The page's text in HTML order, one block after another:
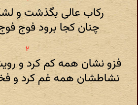
رکاب عالی بگذشت و
چنان کجا برود فوج
فزو نشان همه کم کرد و
نشاطشان همه غم کرد و